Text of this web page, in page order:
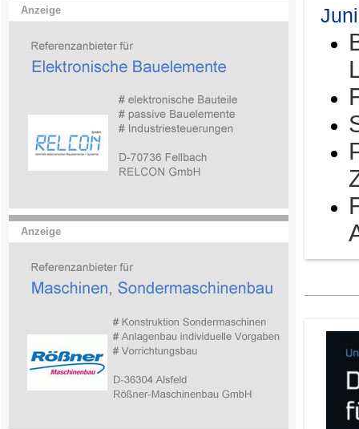
Anzeige
Anzeige